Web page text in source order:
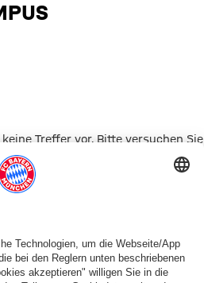
Campus
Treffer vor. Bitte versuchen Sie
Startseite